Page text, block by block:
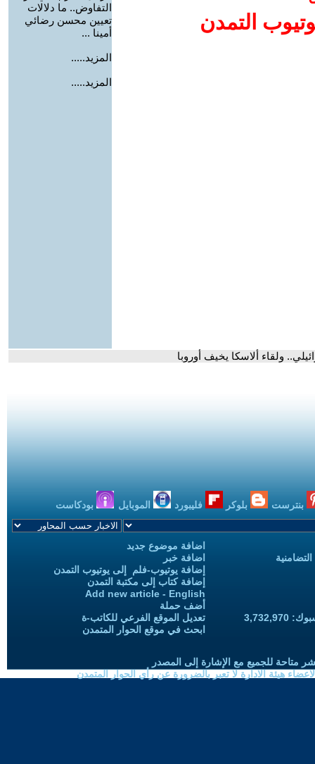
التمدن
التفاوض.. ما دلالات
تعيين محسن رضائي
أمينا ...
المزيد.....
المزيد.....
ولقاء ألاسكا يخيف أوروبا
بنترست بلوكر فليبورد الموبايل بودكاست
اضافة موضوع جديد
اضافة خبر
إضافة يوتيوب-فلم إلى يوتيوب التمدن
إضافة كتاب إلى مكتبة التمدن
Add new article - English
أضف حملة
تعديل الموقع الفرعي للكاتب-ة
ابحث في موقع الحوار المتمدن
متاحة للجميع مع الإشارة إلى المصدر
هيئة الادارة لا تعبر بالضرورة عن رأي الحوار المتمدن